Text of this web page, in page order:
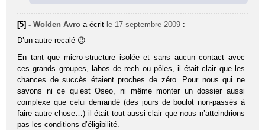
[5] -Wolden Avro a écrit le 17 septembre 2009 :
D’un autre recalé 😉
En tant que micro-structure isolée et sans aucun contact avec
ces grands groupes, labos de rech ou pôles, il était clair que les
chances de succès étaient proches de zéro. Pour nous qui ne
savons ni ce qu’est Oseo, ni même monter un dossier aussi
complexe que celui demandé (des jours de boulot non-passés à
faire autre chose…) il était tout aussi clair que nous n’atteindrions
pas les conditions d’éligibilité.